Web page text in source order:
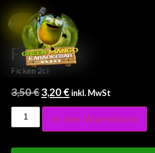
Angebot!
Ficken 2cl
Ficken 2cl
3,50€3,20 € inkl. MwSt
In den Warenkorb